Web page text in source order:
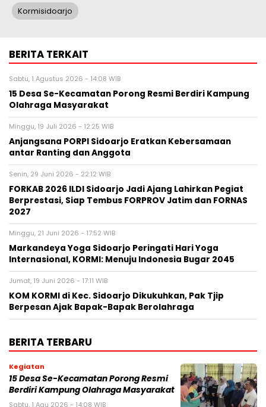
Kormisidoarjo
BERITA TERKAIT
Sabtu, 1 Agustus 2026 - 14:08 WIB
15 Desa Se-Kecamatan Porong Resmi Berdiri Kampung
Olahraga Masyarakat
Minggu, 19 Juli 2026 - 12:25 WIB
Anjangsana PORPI Sidoarjo Eratkan Kebersamaan
antar Ranting dan Anggota
Senin, 29 Juni 2026 - 22:12 WIB
FORKAB 2026 ILDI Sidoarjo Jadi Ajang Lahirkan Pegiat
Berprestasi, Siap Tembus FORPROV Jatim dan FORNAS
2027
Minggu, 21 Juni 2026 - 17:52 WIB
Markandeya Yoga Sidoarjo Peringati Hari Yoga
Internasional, KORMI: Menuju Indonesia Bugar 2045
Jumat, 19 Juni 2026 - 17:11 WIB
KOM KORMI di Kec. Sidoarjo Dikukuhkan, Pak Tjip
Berpesan Ajak Bapak-Bapak Berolahraga
BERITA TERBARU
Kegiatan
15 Desa Se-Kecamatan Porong Resmi
Berdiri Kampung Olahraga Masyarakat
Sabtu, 1 Agu 2026 - 14:08 WIB